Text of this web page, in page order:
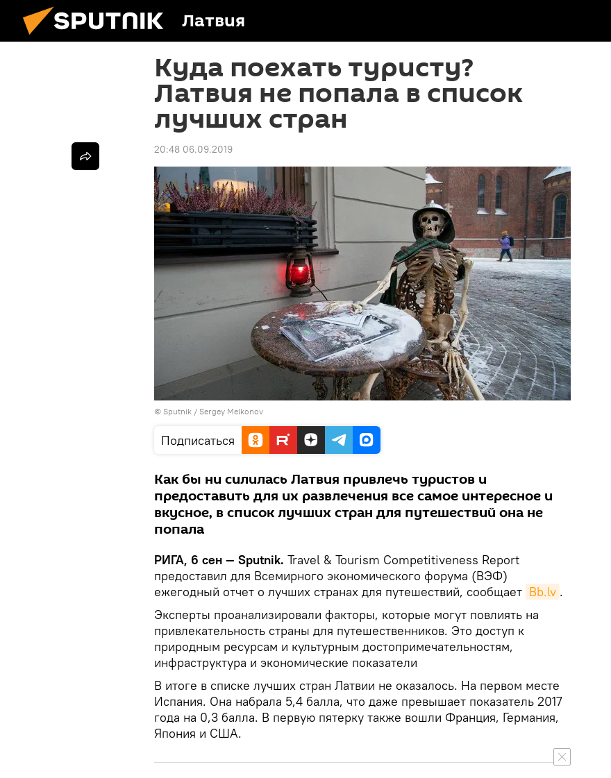
Латвия
Куда поехать туристу?
Латвия не попала в список
лучших стран
20:48 06.09.2019
© Sputnik / Sergey Melkonov
Подписаться
Как бы ни силилась Латвия привлечь туристов и
предоставить для их развлечения все самое интересное и
вкусное, в список лучших стран для путешествий она не
попала
РИГА, 6 сен — Sputnik. Travel & Tourism Competitiveness Report
предоставил для Всемирного экономического форума (ВЭФ)
ежегодный отчет о лучших странах для путешествий, сообщает Bb.lv .
Эксперты проанализировали факторы, которые могут повлиять на
привлекательность страны для путешественников. Это доступ к
природным ресурсам и культурным достопримечательностям,
инфраструктура и экономические показатели
В итоге в списке лучших стран Латвии не оказалось. На первом месте
Испания. Она набрала 5,4 балла, что даже превышает показатель 2017
года на 0,3 балла. В первую пятерку также вошли Франция, Германия,
Япония и США.